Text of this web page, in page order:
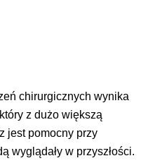
chirurgicznych wynika
z dużo większą
jest pomocny przy
wyglądały w przyszłości.